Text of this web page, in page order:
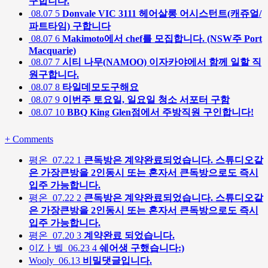
08.07 5 Donvale VIC 3111 헤어살롱 어시스턴트(캐쥬얼/
파트타임) 구합니다
08.07 6 Makimoto에서 chef를 모집합니다. (NSW주 Port
Macquarie)
08.07 7 시티 나무(NAMOO) 이자카야에서 함께 일할 직
원구합니다.
08.07 8 타일데모도구해요
08.07 9 이번주 토요일, 일요일 청소 서포터 구함
08.07 10 BBQ King Glen점에서 주방직원 구인합니다!
+ Comments
평온 07.22 1 큰독방은 계약완료되었습니다. 스튜디오같
은 가장큰방을 2인동시 또는 혼자서 큰독방으로도 즉시
입주 가능합니다.
평온 07.22 2 큰독방은 계약완료되었습니다. 스튜디오같
은 가장큰방을 2인동시 또는 혼자서 큰독방으로도 즉시
입주 가능합니다.
평온 07.20 3 계약완료 되었습니다.
이Zㅏ벨 06.23 4 쉐어생 구했습니다:)
Wooly 06.13 비밀댓글입니다.